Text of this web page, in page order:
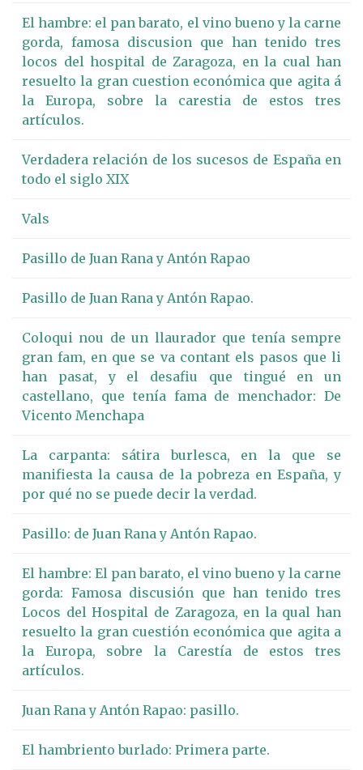
El hambre: el pan barato, el vino bueno y la carne
gorda, famosa discusion que han tenido tres
locos del hospital de Zaragoza, en la cual han
resuelto la gran cuestion económica que agita á
la Europa, sobre la carestia de estos tres
artículos.
Verdadera relación de los sucesos de España en
todo el siglo XIX
Vals
Pasillo de Juan Rana y Antón Rapao
Pasillo de Juan Rana y Antón Rapao.
Coloqui nou de un llaurador que tenía sempre
gran fam, en que se va contant els pasos que li
han pasat, y el desafiu que tingué en un
castellano, que tenía fama de menchador: De
Vicento Menchapa
La carpanta: sátira burlesca, en la que se
manifiesta la causa de la pobreza en España, y
por qué no se puede decir la verdad.
Pasillo: de Juan Rana y Antón Rapao.
El hambre: El pan barato, el vino bueno y la carne
gorda: Famosa discusión que han tenido tres
Locos del Hospital de Zaragoza, en la qual han
resuelto la gran cuestión económica que agita a
la Europa, sobre la Carestía de estos tres
artículos.
Juan Rana y Antón Rapao: pasillo.
El hambriento burlado: Primera parte.